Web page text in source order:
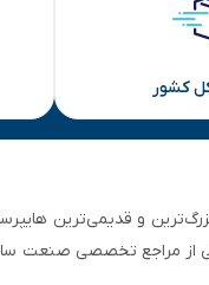
کشور
به عنوان یکی از
از مراجع تخصصی صنعت